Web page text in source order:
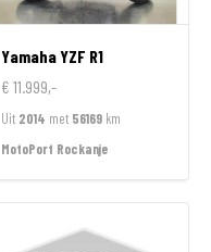
YamahaYZF R1
€ 11.999,-
Uit 2014 met 56169 km
MotoPort Rockanje